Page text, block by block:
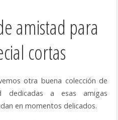
amistad para
cortas
otra buena colección de
dedicadas a esas amigas
en momentos delicados.